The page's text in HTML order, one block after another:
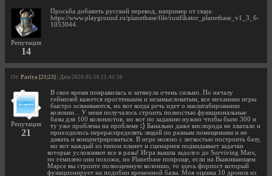
Репутация
14
Просьба добавить русский перевод, например от сюда:
https://www.playground.ru/planetbase/file/rusifikator_planetbase_v1_3_6-
1053044.
От: Pariya [21|23] | Дата 2020-05-16 11:41:56
Репутация
21
В свое время понравилась и затянула очень сильно. По началу
геймплей кажется простеньким и незамысловатым, все механики игры
быстро осваиваются, но вот когда речь идет о масштабировании
колонии... У меня получалось строить полностью функциональные
базы для 100 колонистов, но вот по заданию нужно чтобы было 300 и
ту уже проблема на проблеме
Банально даже кислорода не хватало и
приходилось перераспределять людей по разным помещениям и не
давать и концентрироваться. В игре можно с легкостью построить базу,
но вот каждый из типом планет и сценариев подкидывает задачки
которые усложняют все в разы! Игра вышла задолго до Surviving Mars,
по гемплею они похожи, но Planetbase попроще, если на Выживающем
Марсе вы строите полноценную колонию, то здесь форпост который
функционирует на подобии временной базы. Моя оценка 10 дронов из